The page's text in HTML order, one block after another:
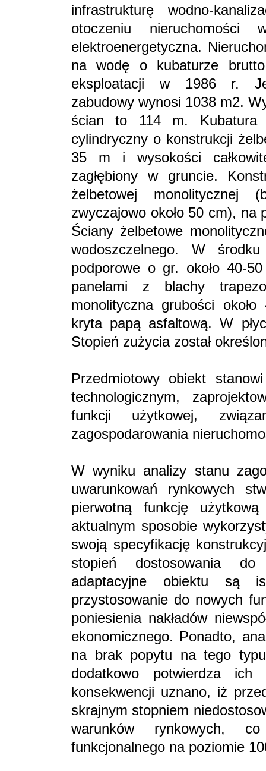
infrastrukturę wodno-
otoczeniu nieruchomości
elektroenergetyczna.
na wodę o kubaturze
eksploatacji w 1986 r.
zabudowy wynosi 1038 m2.
ścian to 114 m. Kubatura
cylindryczny o konstrukcji
35 m i wysokości
zagłębiony w gruncie.
żelbetowej
zwyczajowo około 50 cm), na
Ściany żelbetowe
wodoszczelnego. W
podporowe o gr. około 40-
panelami z blachy
monolityczna grubości
kryta papą asfaltową. W
Stopień zużycia został
Przedmiotowy obiekt
technologicznym,
funkcji użytkowej,
zagospodarowania
W wyniku analizy stanu
uwarunkowań rynkowych
pierwotną funkcję
aktualnym sposobie
swoją specyfikację
stopień dostosowania
adaptacyjne obiektu są
przystosowanie do nowych
poniesienia nakładów
ekonomicznego. Ponadto,
na brak popytu na tego
dodatkowo potwierdza
konsekwencji uznano, iż
skrajnym stopniem
warunków rynkowych,
funkcjonalnego na poziomie